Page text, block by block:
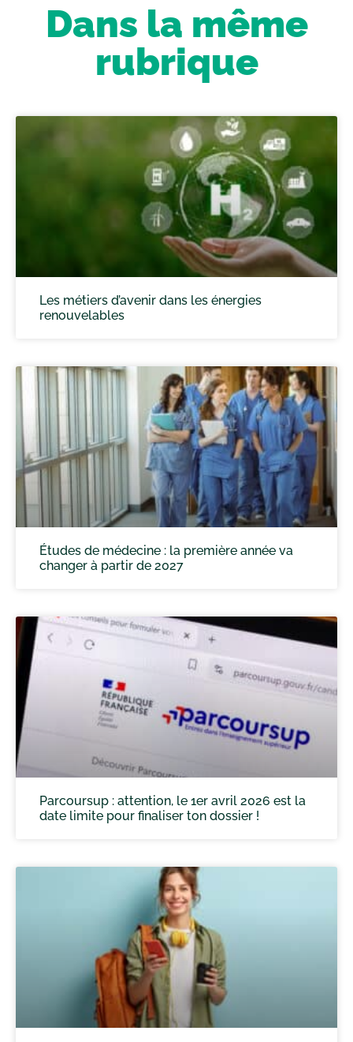
Dans la même
rubrique
Les métiers d’avenir dans les énergies
renouvelables
Études de médecine : la première année va
changer à partir de 2027
Parcoursup : attention, le 1er avril 2026 est la
date limite pour finaliser ton dossier !